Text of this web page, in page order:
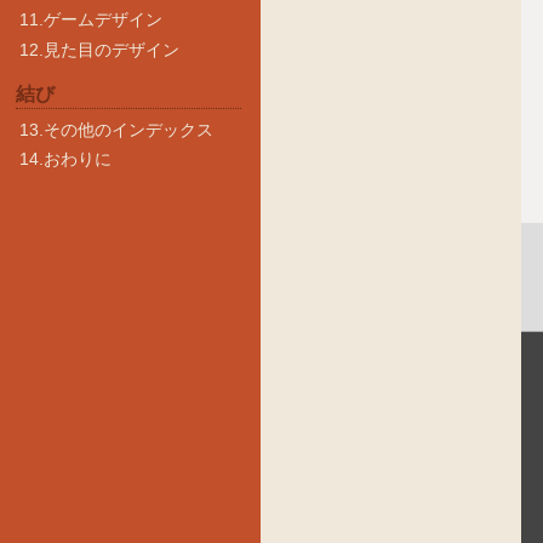
11.ゲームデザイン
12.見た目のデザイン
結び
13.その他のインデックス
14.おわりに